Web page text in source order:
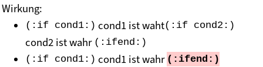
Wirkung:
(:if cond1:) cond1 ist waht(:if cond2:)
cond2 ist wahr (:ifend:)
(:if cond1:) cond1 ist wahr (:ifend:)